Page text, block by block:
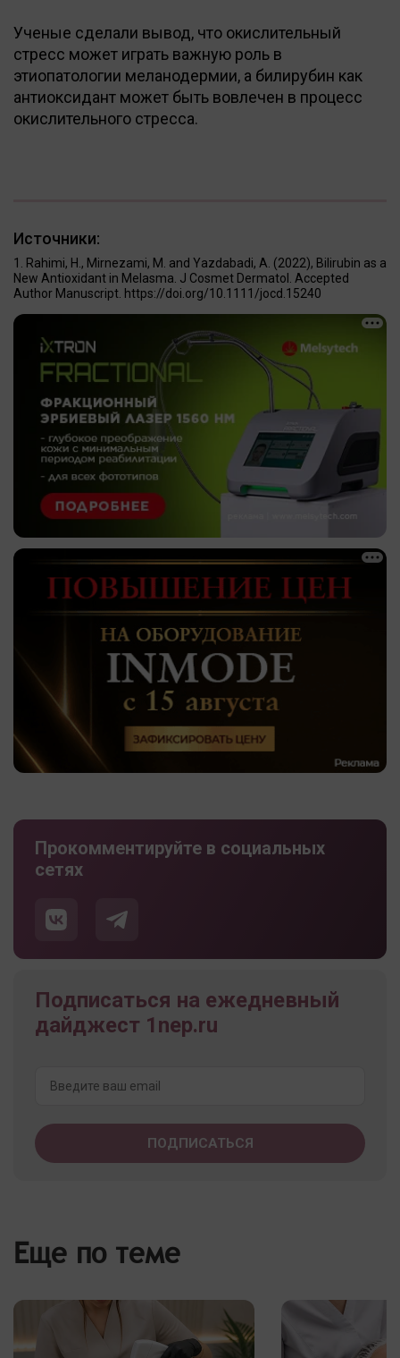
Ученые сделали вывод, что окислительный
стресс может играть важную роль в
этиопатологии меланодермии, а билирубин как
антиоксидант может быть вовлечен в процесс
окислительного стресса.
Источники:
Rahimi, H., Mirnezami, M. and Yazdabadi, A. (2022), Bilirubin as a
New Antioxidant in Melasma. J Cosmet Dermatol. Accepted
Author Manuscript. https://doi.org/10.1111/jocd.15240
Прокомментируйте в социальных
сетях
Подписаться на ежедневный
дайджест 1nep.ru
Еще по теме